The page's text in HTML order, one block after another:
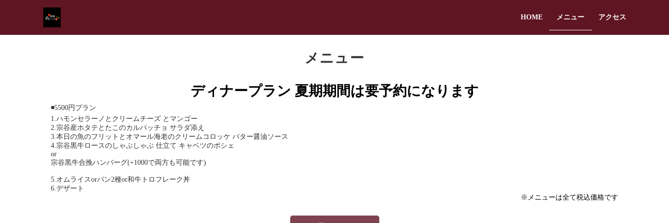
HOME メニュー アクセス
メニュー
ディナープラン 夏期期間は要予約になります
◾️5500円プラン
1.ハモンセラーノとクリームチーズ とマンゴー
2.宗谷産ホタテとたこのカルパッチョ サラダ添え
3.本日の魚のフリットとオマール海老のクリームコロッケ バター醤油ソース
4.宗谷黒牛ロースのしゃぶしゃぶ 仕立て キャベツのポシェ
or
宗谷黒牛合挽ハンバーグ(+1000で両方も可能です)
5.オムライスorパン2種or和牛トロフレーク丼
6.デザート
※メニューは全て税込価格です